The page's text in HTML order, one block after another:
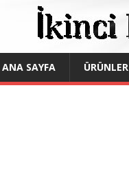
ANA SAYFA ÜRÜNLER